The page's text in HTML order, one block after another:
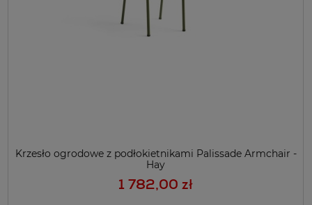
Krzesło ogrodowe z podłokietnikami Palissade Armchair -
Hay
1 782,00 zł